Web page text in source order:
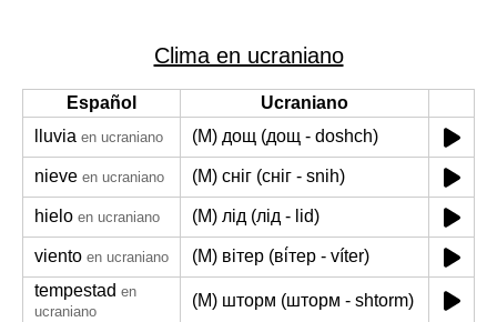
Clima en ucraniano
Español
Ucraniano
lluvia en ucraniano (M) дощ (дощ - doshch)
nieve en ucraniano (M) сніг (сніг - snih)
hielo en ucraniano (M) лід (лід - lid)
viento en ucraniano
(M) вітер (ві́тер - víter)
tempestad en
ucraniano
(M) шторм (шторм - shtorm)